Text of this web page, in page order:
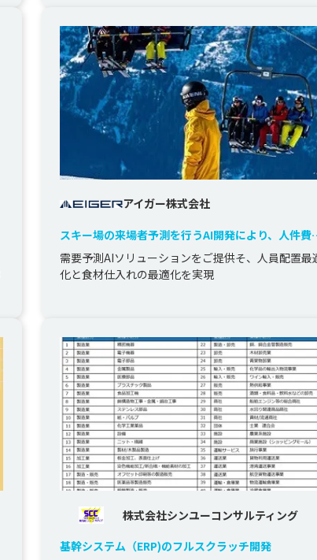
アイガー株式会社
スキー場の来場者予測を行うAI開発により、人件費
食材の仕入れロスの削減に貢献
需要予測AIソリューションをご提供そ、人員配置最
化と食材仕入れの最適化を実現
株式会社シンユーコンサルティング
基幹システム（ERP)のフルスクラッチ開発